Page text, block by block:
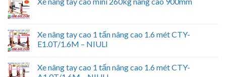
Xe nâng tay cao 1 tấn nâng cao 1.6 mét CTY-
E1.0T/1.6M – NIULI
Xe nâng tay cao 1 tấn nâng cao 1.6 mét CTY-